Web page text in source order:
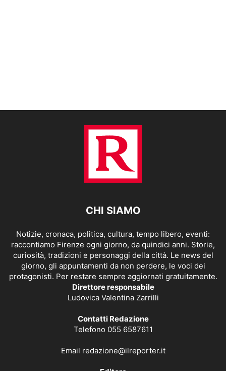
CHI SIAMO
Notizie, cronaca, politica, cultura, tempo libero, eventi:
raccontiamo Firenze ogni giorno, da quindici anni. Storie,
curiosità, tradizioni e personaggi della città. Le news del
giorno, gli appuntamenti da non perdere, le voci dei
protagonisti. Per restare sempre aggiornati gratuitamente.
Direttore responsabile
Ludovica Valentina Zarrilli
Contatti Redazione
Telefono 055 6587611
Email redazione@ilreporter.it